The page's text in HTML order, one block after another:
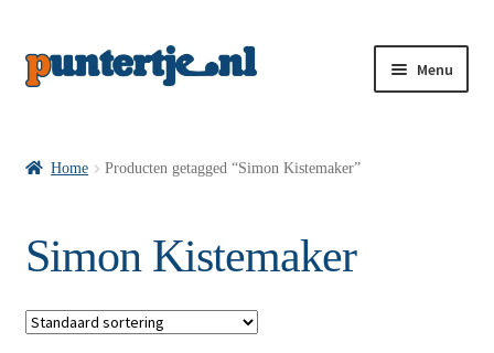
Menu
Home Producten getagged “Simon Kistemaker”
Simon Kistemaker